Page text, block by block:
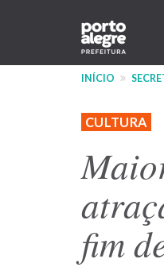
conteúdo
Main
INÍCIO
CULTURA
fim